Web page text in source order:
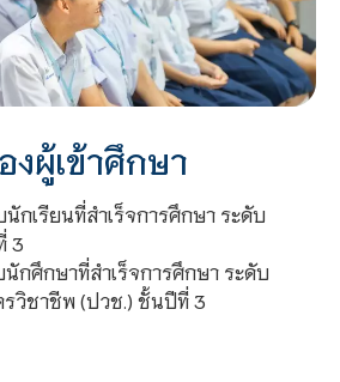
ผู้เข้าศึกษา
กเรียนที่สำเร็จการศึกษา ระดับ
3
กศึกษาที่สำเร็จการศึกษา ระดับ
วิชาชีพ (ปวช.) ชั้นปีที่ 3